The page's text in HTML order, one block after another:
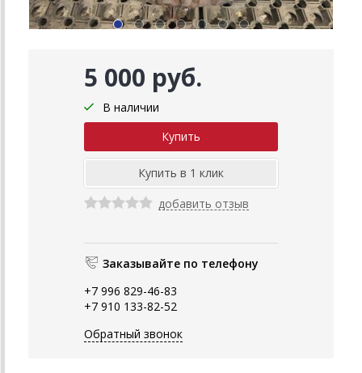
5 000 руб.
В наличии
добавить отзыв
Заказывайте по телефону
+7 996 829-46-83
+7 910 133-82-52
Обратный звонок